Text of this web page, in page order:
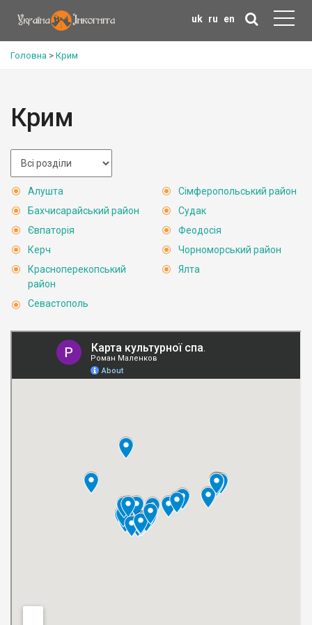
uk ru en
Головна > Крим
Крим
Алушта
Бахчисарайський район
Євпаторія
Керч
Красноперекопський
район
Севастополь
Сімферопольський район
Судак
Феодосія
Чорноморський район
Ялта